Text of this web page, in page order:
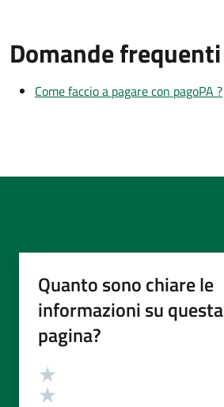
Domande frequenti
Come faccio a pagare con pagoPA ?
Quanto sono chiare le
informazioni su questa
pagina?
Valutazione